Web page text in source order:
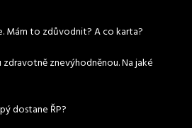
Mám to zdůvodnit? A co karta?
zdravotně znevýhodněnou. Na jaké
dostane ŘP?